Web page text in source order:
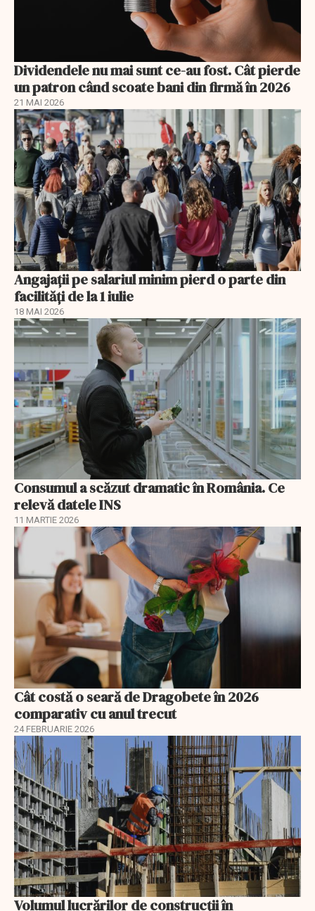
Dividendele nu mai sunt ce-au fost. Cât pierde
un patron când scoate bani din firmă în 2026
21 MAI 2026
Angajații pe salariul minim pierd o parte din
facilități de la 1 iulie
18 MAI 2026
Consumul a scăzut dramatic în România. Ce
relevă datele INS
11 MARTIE 2026
Cât costă o seară de Dragobete în 2026
comparativ cu anul trecut
24 FEBRUARIE 2026
Volumul lucrărilor de construcții în